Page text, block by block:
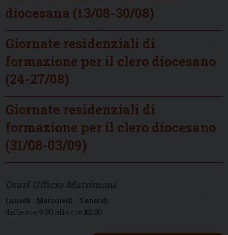
diocesana (13/08-30/08)
Giornate residenziali di
formazione per il clero diocesano
(24-27/08)
Giornate residenziali di
formazione per il clero diocesano
(31/08-03/09)
Lunedì - Mercoledì - Venerdì
dalle ore 9:30 alle ore 12:30